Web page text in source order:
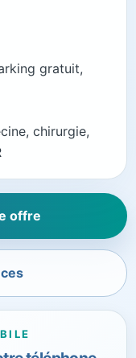
gratuit,
chirurgie,
offre